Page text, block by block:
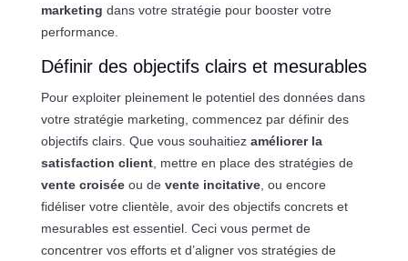
marketing dans votre stratégie pour booster votre
performance.
Définir des objectifs clairs et mesurables
Pour exploiter pleinement le potentiel des données dans
votre stratégie marketing, commencez par définir des
objectifs clairs. Que vous souhaitiez améliorer la
satisfaction client, mettre en place des stratégies de
vente croiséeou de vente incitative, ou encore
fidéliser votre clientèle, avoir des objectifs concrets et
mesurables est essentiel. Ceci vous permet de
concentrer vos efforts et d’aligner vos stratégies de